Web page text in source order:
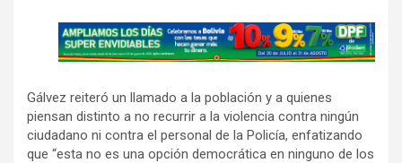
A
d
e
r
t
Gálvez reiteró un llamado a la población y a quienes
piensan distinto a no recurrir a la violencia contra ningún
ciudadano ni contra el personal de la Policía, enfatizando
que “esta no es una opción democrática en ninguno de los